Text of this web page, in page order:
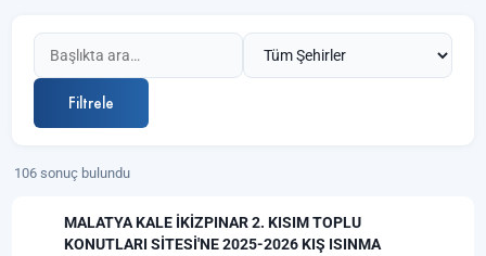
Filtrele
106 sonuç bulundu
MALATYA KALE İKİZPINAR 2. KISIM TOPLU
KONUTLARI SİTESİ'NE 2025-2026 KIŞ ISINMA